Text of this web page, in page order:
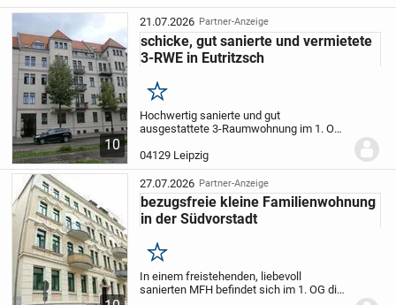
10
21.07.2026 Partner-Anzeige
schicke, gut sanierte und vermietete
3-RWE in Eutritzsch
Merken
Hochwertig sanierte und gut
ausgestattete 3-Raumwohnung im 1. OG
Echtholz-Parkettfußboden
(Fußbodenheizung in jedem Zimmer
separat regelbar) in den Wohnräumen,...
04129 Leipzig
27.07.2026 Partner-Anzeige
bezugsfreie kleine Familienwohnung
in der Südvorstadt
Merken
In einem freistehenden, liebevoll
sanierten MFH befindet sich im 1. OG die